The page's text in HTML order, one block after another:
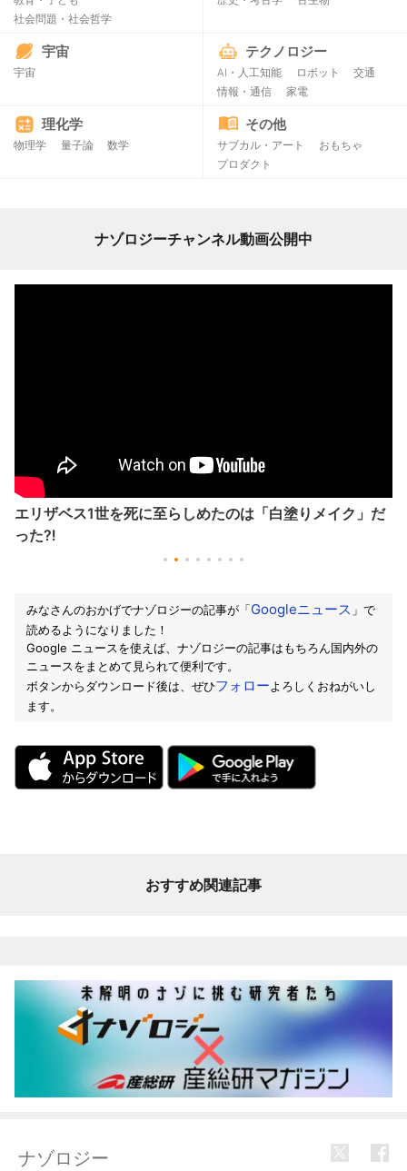
社会問題・社会哲学
宇宙
宇宙
テクノロジー
AI・人工知能 ロボット
交通
情報・通信
家電
理化学
物理学 量子論 数学
その他
サブカル・アート
おもちゃ
プロダクト
ナゾロジーチャンネル動画公開中
エリザベス1世を死に至らしめたのは「白塗りメイク」だ
った⁈
みなさんのおかげでナゾロジーの記事が「Googleニュース 」で
読めるようになりました！
Google ニュースを使えば、ナゾロジーの記事はもちろん国内外の
ニュースをまとめて見られて便利です。
ボタンからダウンロード後は、ぜひフォローよろしくおねがいし
ます。
おすすめ関連記事
ナゾロジー